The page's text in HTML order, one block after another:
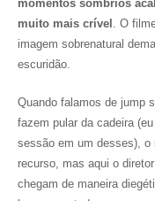
momentos sombrios
muito mais crível . O
imagem sobrenatural
escuridão.
Quando falamos de jump
fazem pular da cadeira
sessão em um desses),
recurso, mas aqui o
chegam de maneira